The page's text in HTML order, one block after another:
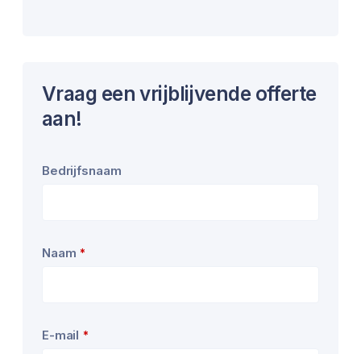
Vraag een vrijblijvende offerte
aan!
Bedrijfsnaam
Naam *
E-mail *